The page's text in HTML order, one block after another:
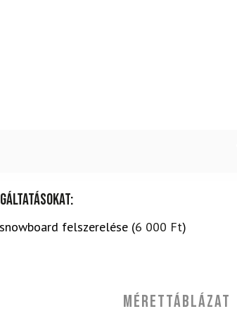
felszerelése (6 000 Ft)
Mérettáblázat